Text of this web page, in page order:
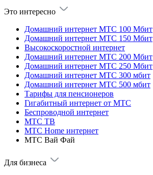
Это интересно
Домашний интернет МТС 100 Мбит
Домашний интернет МТС 150 Мбит
Высокоскоростной интернет
Домашний интернет МТС 200 Мбит
Домашний интернет МТС 250 Мбит
Домашний интернет МТС 300 мбит
Домашний интернет МТС 500 мбит
Тарифы для пенсионеров
Гигабитный интернет от МТС
Беспроводной интернет
МТС ТВ
МТС Home интернет
МТС Вай Фай
Для бизнеса